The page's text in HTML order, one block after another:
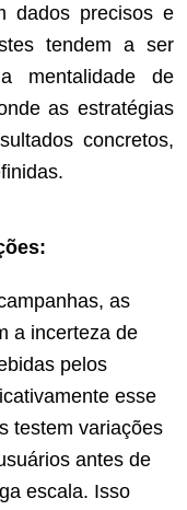
dados precisos e
tendem a ser
mentalidade de
as estratégias
concretos,
as
a incerteza de
pelos
esse
testem variações
antes de
escala. Isso